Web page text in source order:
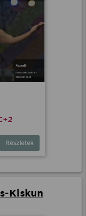
Részletek
Kiskun